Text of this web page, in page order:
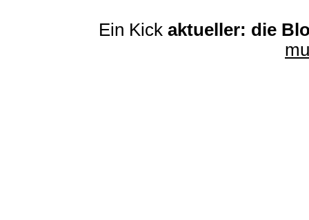
Ein Kick aktueller: die